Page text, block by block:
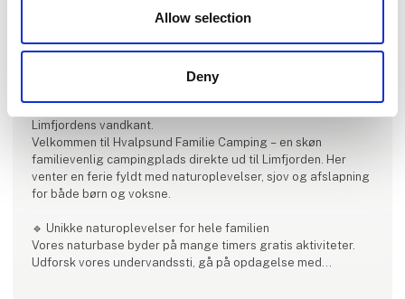
Allow selection
Deny
Produktet er tilføjet af:
Hvalpsund Familie Camping
Hvalpsund Familie Camping – Naturskøn ferie ved
Limfjordens vandkant.
Velkommen til Hvalpsund Familie Camping – en skøn
familievenlig campingplads direkte ud til Limfjorden. Her
venter en ferie fyldt med naturoplevelser, sjov og afslapning
for både børn og voksne.
🔹 Unikke naturoplevelser for hele familien
Vores naturbase byder på mange timers gratis aktiviteter.
Udforsk vores undervandssti, gå på opdagelse med